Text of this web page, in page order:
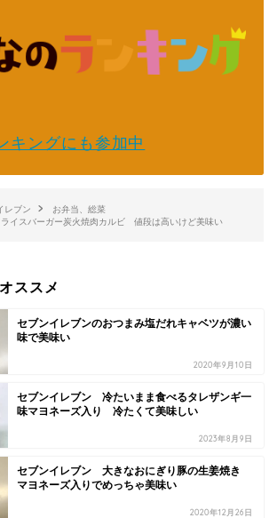
キングにも参加中
レブン
お弁当、総菜
イスバーガー炭火焼肉カルビ 値段は高いけど美味い
ススメ
セブンイレブンのおつまみ塩だれキャベツが濃い
味で美味い
2020年9月10日
セブンイレブン 冷たいまま食べるタレザンギ一
味マヨネーズ入り 冷たくて美味しい
2023年8月9日
セブンイレブン 大きなおにぎり豚の生姜焼き
マヨネーズ入りでめっちゃ美味い
2020年12月26日